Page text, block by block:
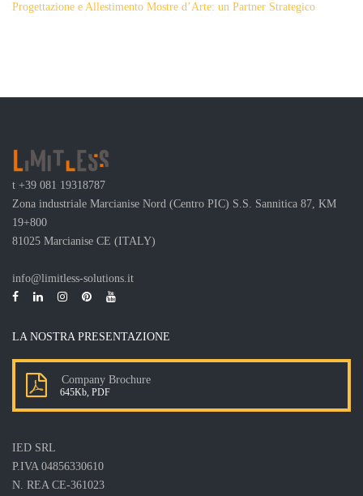
Progettazione e Allestimento Mostre d’Arte: un Partner Strategico
t +39 081 19318787
Zona industriale Marcianise Nord (Centro PIC) S.S. Sannitica 87, KM
19+800
81025 Marcianise CE (ITALY)
info@limitless-solutions.it
LA NOSTRA PRESENTAZIONE
Company Brochure
645Kb, PDF
IED SRL
P.IVA 04856330610
N. REA CE-361023